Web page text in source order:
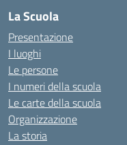
La Scuola
Presentazione
I luoghi
Le persone
I numeri della scuola
Le carte della scuola
Organizzazione
La storia